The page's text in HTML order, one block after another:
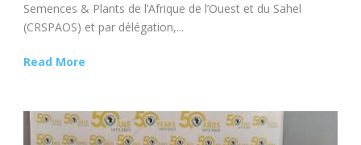
Semences & Plants de l’Afrique de l’Ouest et du Sahel
(CRSPAOS) et par délégation,...
Read More